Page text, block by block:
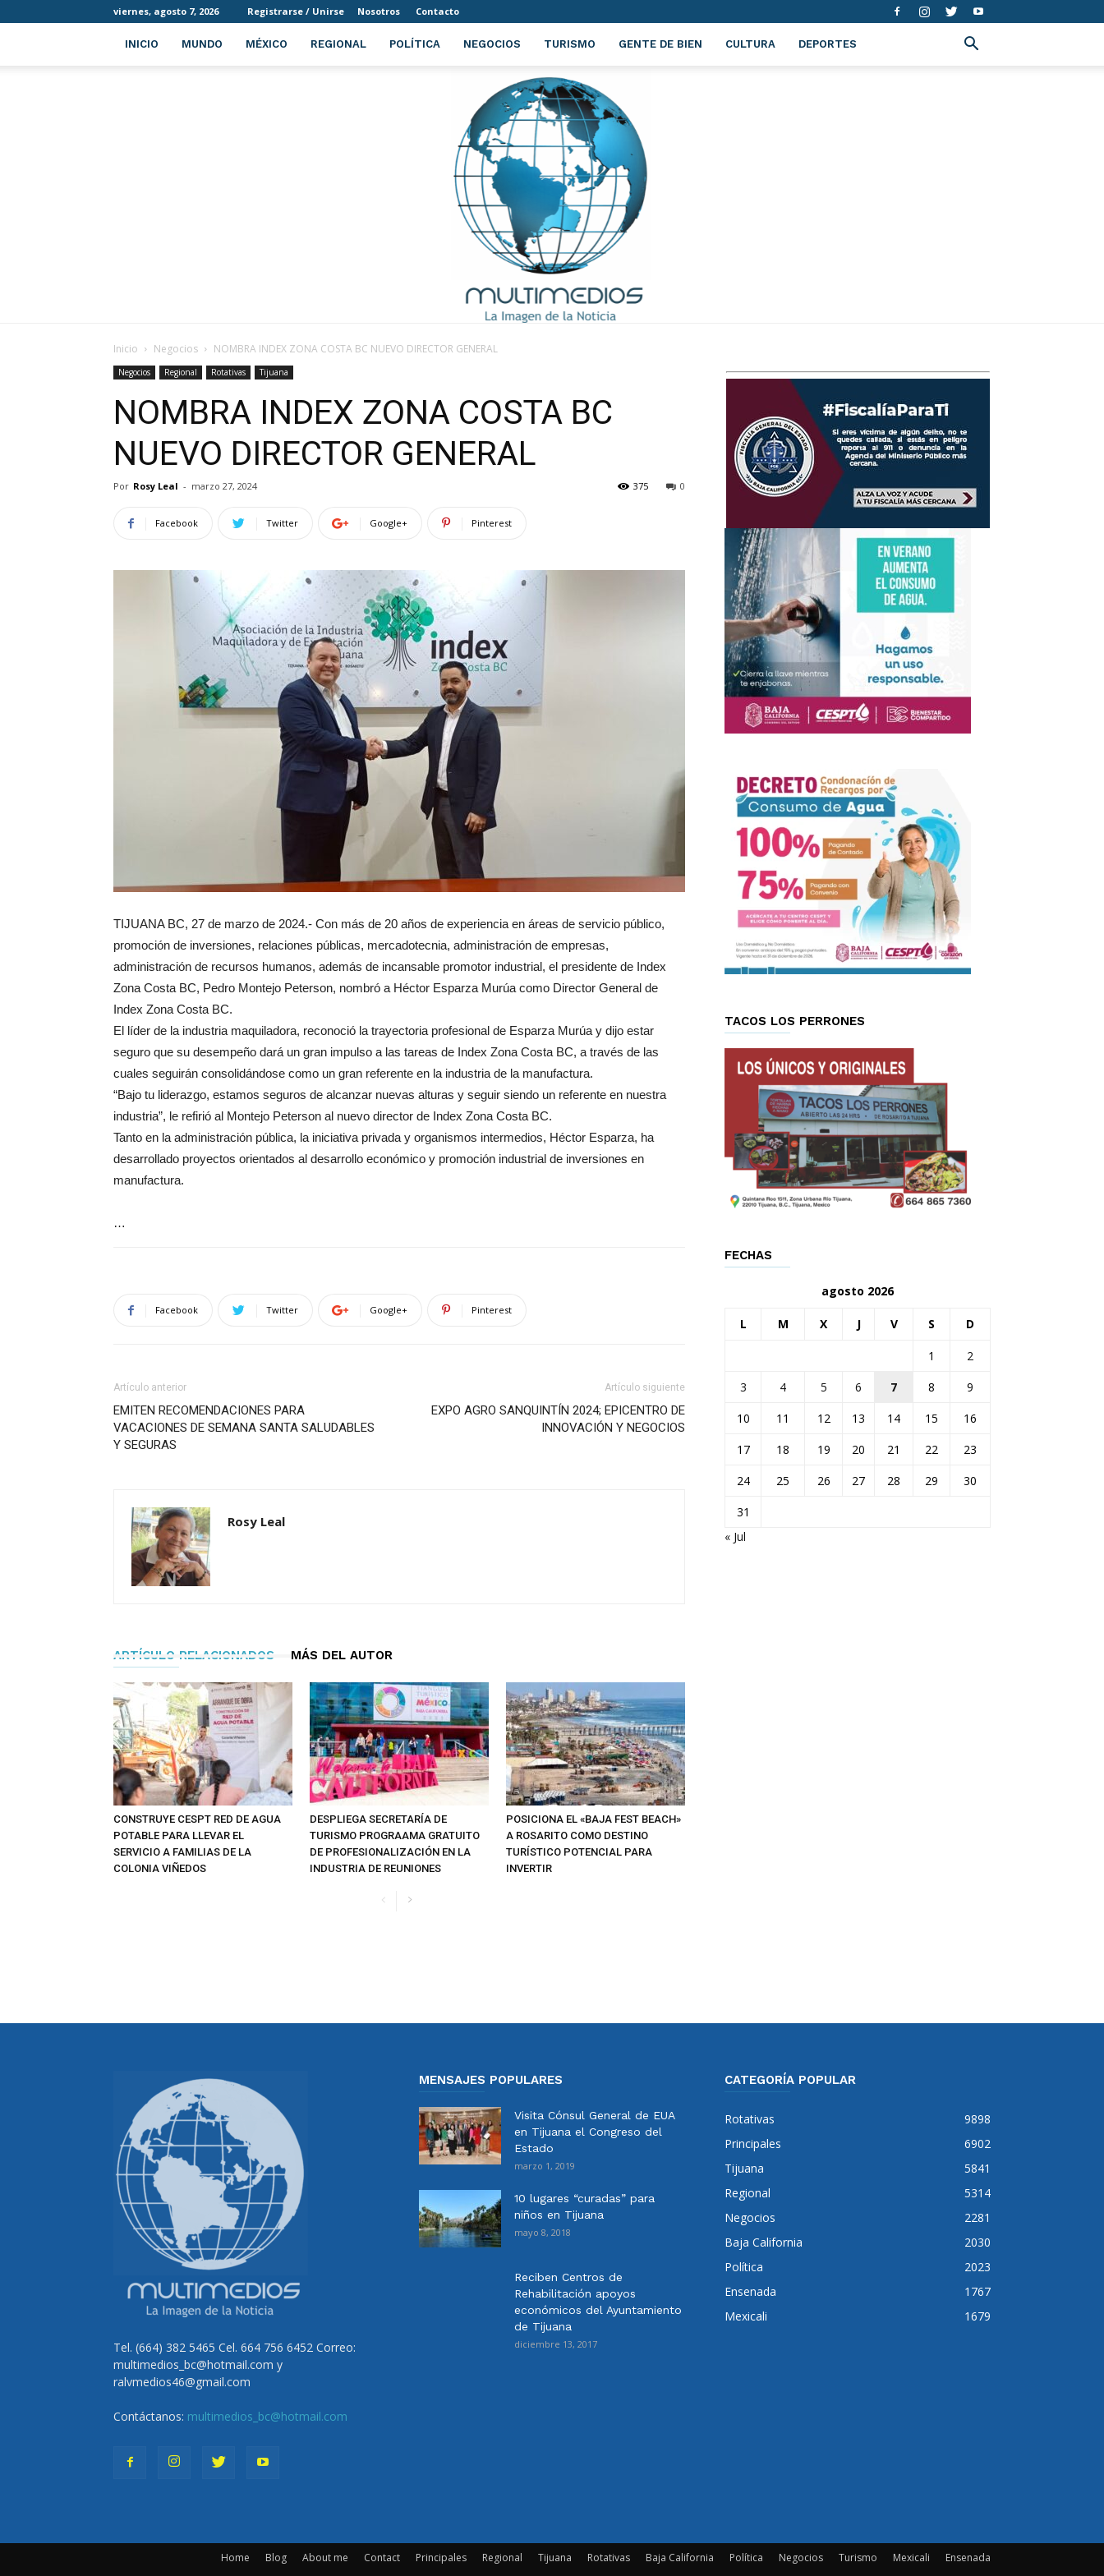
viernes, agosto 7, 2026 Registrarse / Unirse Nosotros Contacto
INICIO MUNDO MÉXICO REGIONAL POLÍTICA NEGOCIOS TURISMO GENTE DE BIEN CULTURA DEPORTES
Inicio Negocios NOMBRA INDEX ZONA COSTA BC NUEVO DIRECTOR GENERAL
Negocios Regional Rotativas Tijuana
NOMBRA INDEX ZONA COSTA BC
NUEVO DIRECTOR GENERAL
Por Rosy Leal - marzo 27, 2024 0
375
Facebook Twitter Google+ Pinterest
TIJUANA BC, 27 de marzo de 2024.- Con más de 20 años de experiencia en áreas de servicio público,
promoción de inversiones, relaciones públicas, mercadotecnia, administración de empresas,
administración de recursos humanos, además de incansable promotor industrial, el presidente de Index
Zona Costa BC, Pedro Montejo Peterson, nombró a Héctor Esparza Murúa como Director General de
Index Zona Costa BC.
El líder de la industria maquiladora, reconoció la trayectoria profesional de Esparza Murúa y dijo estar
seguro que su desempeño dará un gran impulso a las tareas de Index Zona Costa BC, a través de las
cuales seguirán consolidándose como un gran referente en la industria de la manufactura.
“Bajo tu liderazgo, estamos seguros de alcanzar nuevas alturas y seguir siendo un referente en nuestra
industria”, le refirió al Montejo Peterson al nuevo director de Index Zona Costa BC.
Tanto en la administración pública, la iniciativa privada y organismos intermedios, Héctor Esparza, ha
desarrollado proyectos orientados al desarrollo económico y promoción industrial de inversiones en
manufactura.
…
Facebook Twitter Google+ Pinterest
Artículo anterior
EMITEN RECOMENDACIONES PARA
VACACIONES DE SEMANA SANTA SALUDABLES
Y SEGURAS
Artículo siguiente
EXPO AGRO SANQUINTÍN 2024; EPICENTRO DE
INNOVACIÓN Y NEGOCIOS
Rosy Leal
ARTÍCULO RELACIONADOS MÁS DEL AUTOR
CONSTRUYE CESPT RED DE AGUA
POTABLE PARA LLEVAR EL
SERVICIO A FAMILIAS DE LA
COLONIA VIÑEDOS
DESPLIEGA SECRETARÍA DE
TURISMO PROGRAAMA GRATUITO
DE PROFESIONALIZACIÓN EN LA
INDUSTRIA DE REUNIONES
POSICIONA EL «BAJA FEST BEACH»
A ROSARITO COMO DESTINO
TURÍSTICO POTENCIAL PARA
INVERTIR
TACOS LOS PERRONES
FECHAS
agosto 2026
L M X J V S D
1
2
3
4 5 6 7 8
9
10
11 12 13 14 15
16
17
18 19 20 21 22
23
24
25 26 27 28 29
30
31
« Jul
Tel. (664) 382 5465 Cel. 664 756 6452 Correo:
multimedios_bc@hotmail.com y
ralvmedios46@gmail.com
Contáctanos: multimedios_bc@hotmail.com
MENSAJES POPULARES
Visita Cónsul General de EUA
en Tijuana el Congreso del
Estado
marzo 1, 2019
10 lugares “curadas” para
niños en Tijuana
mayo 8, 2018
Reciben Centros de
Rehabilitación apoyos
económicos del Ayuntamiento
de Tijuana
diciembre 13, 2017
CATEGORÍA POPULAR
Rotativas
9898
Principales
6902
Tijuana
5841
Regional
5314
Negocios
2281
Baja California
2030
Política
2023
Ensenada
1767
Mexicali
1679
Home Blog About me Contact Principales Regional Tijuana Rotativas Baja California Política Negocios Turismo Mexicali Ensenada